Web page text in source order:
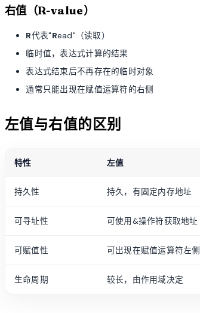
右值（R-value）
R代表"Read"（读取）
临时值，表达式计算的结果
表达式结束后不再存在的临时对象
通常只能出现在赋值运算符的右侧
左值与右值的区别
特性 左值
持久性 持久，有固定内存地址
可寻址性 可使用&操作符获取地址
可赋值性 可出现在赋值运算符左侧
生命周期 较长，由作用域决定